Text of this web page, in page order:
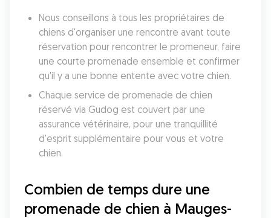
Nous conseillons à tous les propriétaires de
chiens d'organiser une rencontre avant toute
réservation pour rencontrer le promeneur, faire
une courte promenade ensemble et confirmer
qu'il y a une bonne entente avec votre chien.
Chaque service de promenade de chien
réservé via Gudog est couvert par une
assurance vétérinaire, pour une tranquillité
d'esprit supplémentaire pour vous et votre
chien.
Combien de temps dure une
promenade de chien à Mauges-